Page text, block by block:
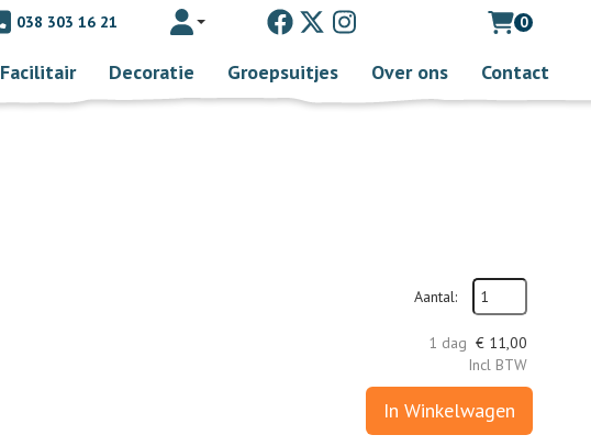
038 303 16 21 Toggle account dropdown 0
Facilitair Decoratie Groepsuitjes Over ons Contact
Aantal:
1 dag € 11,00
Incl BTW
In Winkelwagen